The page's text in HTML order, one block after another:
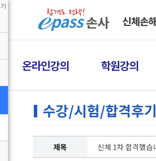
신체손
온라인강의 학원강의
수강/시험/합격후
제목 신체 1차 합격했습